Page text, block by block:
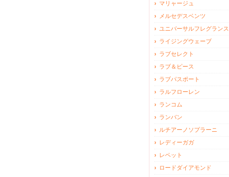
マリャージュ
メルセデスベンツ
ユニバーサルフレグランス
ライジングウェーブ
ラブセレクト
ラブ＆ピース
ラブパスポート
ラルフローレン
ランコム
ランバン
ルチアーノソプラーニ
レディーガガ
レペット
ロードダイアモンド